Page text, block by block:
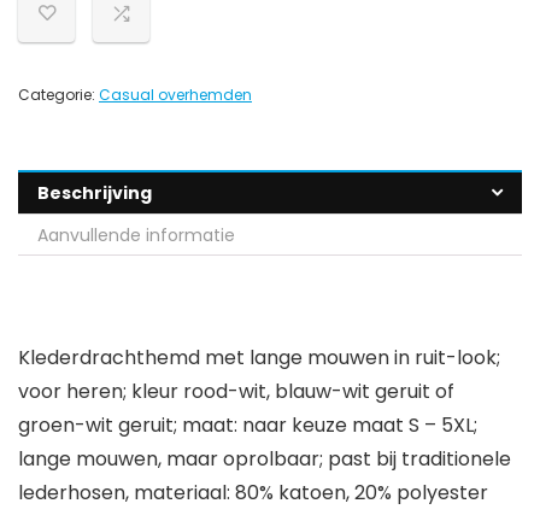
Categorie: Casual overhemden
Beschrijving
Aanvullende informatie
Klederdrachthemd met lange mouwen in ruit-look;
voor heren; kleur rood-wit, blauw-wit geruit of
groen-wit geruit; maat: naar keuze maat S – 5XL;
lange mouwen, maar oprolbaar; past bij traditionele
lederhosen, materiaal: 80% katoen, 20% polyester